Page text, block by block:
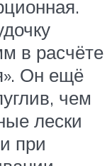
в расчёте
Он ещё
чем
лески
при